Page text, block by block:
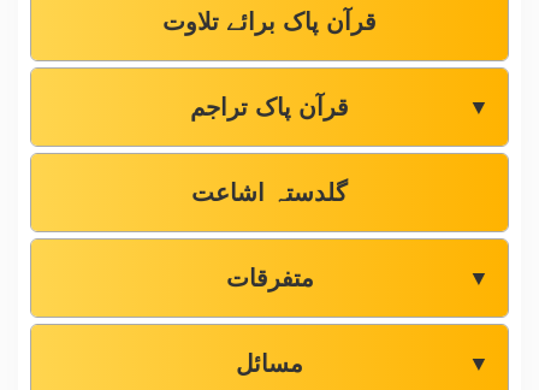
قرآن پاک برائے تلاوت
قرآن پاک تراجم ▼
گلدستہ اشاعت
متفرقات ▼
مسائل ▼